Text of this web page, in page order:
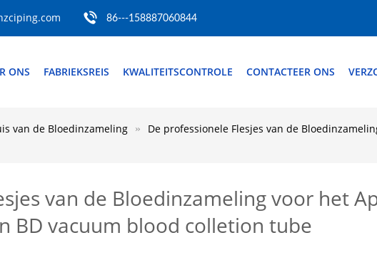
86---158887060844
ONS FABRIEKSREIS KWALITEITSCONTROLE CONTACTEER ONS
van de Bloedinzameling
De professionele Flesjes van de
van de Bloedinzameling voor het
BD vacuum blood colletion tube